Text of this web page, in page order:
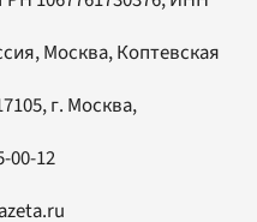
Москва, Коптевская
, г. Москва,
00-12